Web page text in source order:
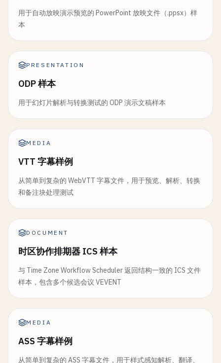
用于自动放映演示预览的 PowerPoint 放映文件（.ppsx）样
本
PRESENTATION
ODP 样本
用于幻灯片解析与转换测试的 ODP 演示文稿样本
MEDIA
VTT 字幕样例
从简单到复杂的 WebVTT 字幕文件，用于预览、解析、转换
和备注块处理测试
DOCUMENT
时区协作排期器 ICS 样本
与 Time Zone Workflow Scheduler 返回结构一致的 ICS 文件
样本，包含多个候选会议 VEVENT
MEDIA
ASS 字幕样例
从简单到复杂的 ASS 字幕文件，用于样式感知解析、翻译、